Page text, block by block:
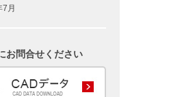
月
お問合せください